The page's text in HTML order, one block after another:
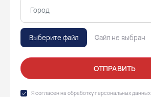
Выберите файл Файл не выбран
ОТПРАВИТЬ
Я согласен на обработкуперсональных данных